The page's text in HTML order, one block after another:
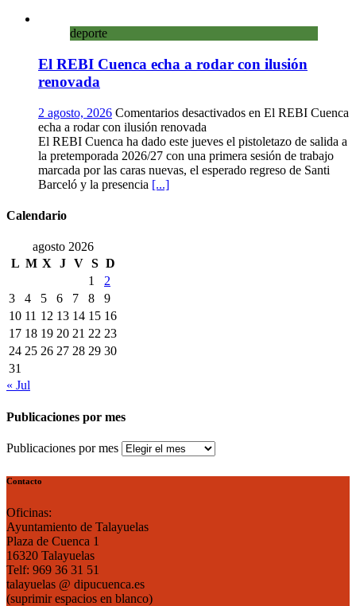
deporte
El REBI Cuenca echa a rodar con ilusión
renovada
2 agosto, 2026 Comentarios desactivados en El REBI Cuenca
echa a rodar con ilusión renovada
El REBI Cuenca ha dado este jueves el pistoletazo de salida a
la pretemporada 2026/27 con una primera sesión de trabajo
marcada por las caras nuevas, el esperado regreso de Santi
Barceló y la presencia [...]
Calendario
agosto 2026
L M X J V S D
1
2
3
4 5 6 7 8
9
10 11 12 13 14 15 16
17 18 19 20 21 22 23
24 25 26 27 28 29 30
31
« Jul
Publicaciones por mes
Publicaciones por mes
Contacto
Oficinas:
Ayuntamiento de Talayuelas
Plaza de Cuenca 1
16320 Talayuelas
Telf: 969 36 31 51
talayuelas @ dipucuenca.es
(suprimir espacios en blanco)